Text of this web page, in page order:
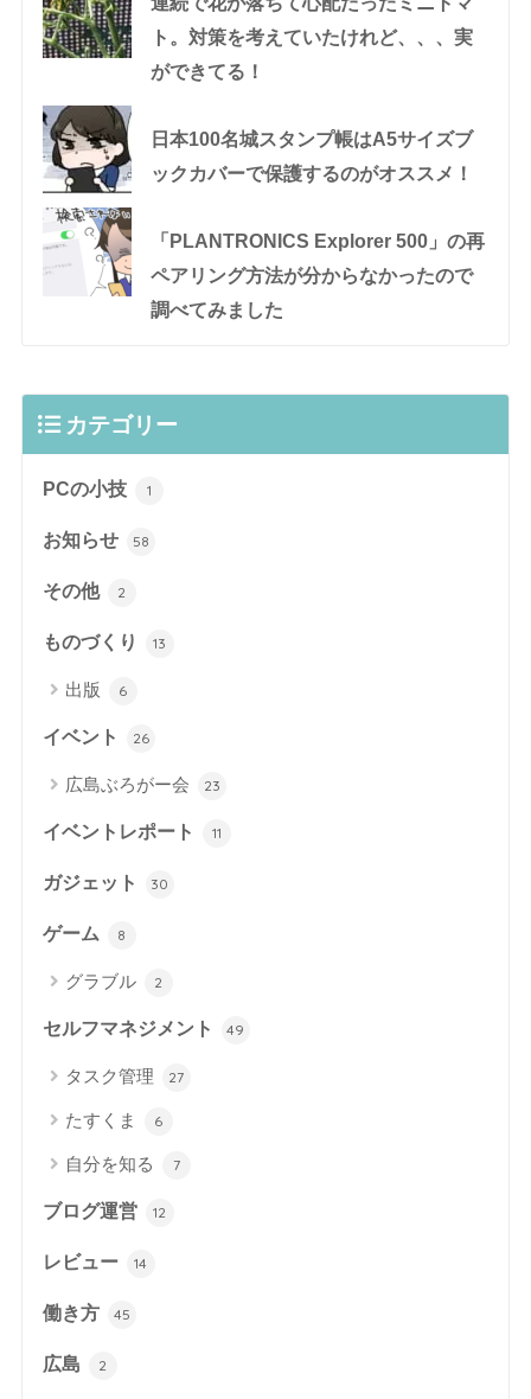
ト。対策を考えていたけれど、、、実
ができてる！
日本100名城スタンプ帳はA5サイズブ
ックカバーで保護するのがオススメ！
「PLANTRONICS Explorer 500」の再
ペアリング方法が分からなかったので
調べてみました
カテゴリー
PCの小技 1
お知らせ 58
その他 2
ものづくり 13
出版 6
イベント 26
広島ぶろがー会 23
イベントレポート 11
ガジェット 30
ゲーム 8
グラブル 2
セルフマネジメント 49
タスク管理 27
たすくま 6
自分を知る 7
ブログ運営 12
レビュー 14
働き方 45
広島 2